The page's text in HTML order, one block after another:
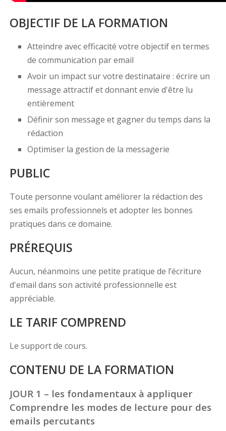
OBJECTIF DE LA FORMATION
Atteindre avec efficacité votre objectif en termes
de communication par email
Avoir un impact sur votre destinataire : écrire un
message attractif et donnant envie d'être lu
entièrement
Définir son message et gagner du temps dans la
rédaction
Optimiser la gestion de la messagerie
PUBLIC
Toute personne voulant améliorer la rédaction des
ses emails professionnels et adopter les bonnes
pratiques dans ce domaine.
PRÉREQUIS
Aucun, néanmoins une petite pratique de l’écriture
d'email dans son activité professionnelle est
appréciable.
LE TARIF COMPREND
Le support de cours.
CONTENU DE LA FORMATION
JOUR 1 – les fondamentaux à appliquer
Comprendre les modes de lecture pour des
emails percutants